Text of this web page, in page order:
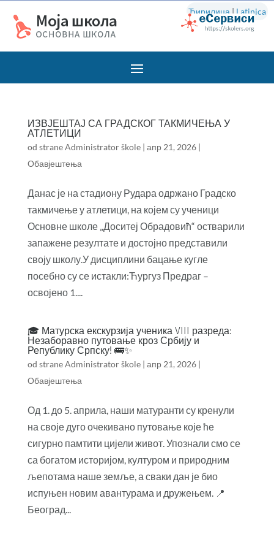
Ћирилица | Latinica
ИЗВЈЕШТАЈ СА ГРАДСКОГ ТАКМИЧЕЊА У
АТЛЕТИЦИ
od straneAdministrator škole| апр 21, 2026|
Обавјештења
Данас је на стадиону Рудара одржано Градско
такмичење у атлетици, на којем су ученици
Основне школе „Доситеј Обрадовић“ остварили
запажене резултате и достојно представили
своју школу.У дисциплини бацање кугле
посебно су се истакли:Ћургуз Предраг –
освојено 1....
🎓 Матурска екскурзија ученика VIII разреда:
Незаборавно путовање кроз Србију и
Републику Српску! 🚌✨
od straneAdministrator škole| апр 21, 2026|
Обавјештења
Од 1. до 5. априла, наши матуранти су кренули
на своје дуго очекивано путовање које ће
сигурно памтити цијели живот. Упознали смо се
са богатом историјом, културом и природним
љепотама наше земље, а сваки дан је био
испуњен новим авантурама и дружењем. 📍
Београд...